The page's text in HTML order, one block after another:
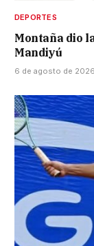
DEPORTES
Montaña dio
Mandiyú
6 de agosto de 2026